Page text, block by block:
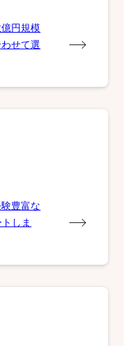
円規模
せて選
豊富な
しま